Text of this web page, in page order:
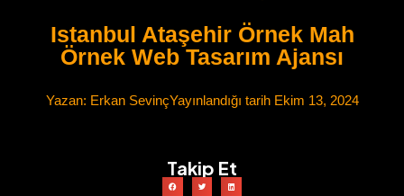
Istanbul Ataşehir Örnek Mah
Örnek Web Tasarım Ajansı
Yazan: Erkan SevinçYayınlandığı tarihEkim 13, 2024
Takip Et